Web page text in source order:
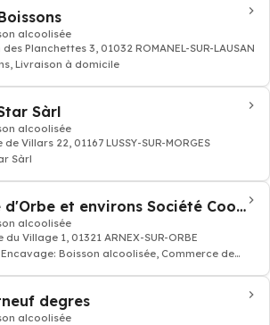
alcoolisée
Planchettes 3, 01032 ROMANEL-SUR-LAUSANNE
Livraison à domicile
Sàrl
alcoolisée
Villars 22, 01167 LUSSY-SUR-MORGES
Sàrl
Cave d'Orbe et environs Société Coopérative
alcoolisée
du Village 1, 01321 ARNEX-SUR-ORBE
Encavage: Boisson alcoolisée, Commerce de
degres
alcoolisée